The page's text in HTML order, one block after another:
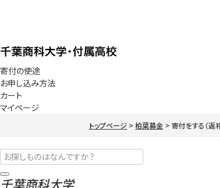
寄付の使途
お申し込み方法
カート
マイページ
トップページ 柏葉募金 寄付をする（返
千葉商科大学